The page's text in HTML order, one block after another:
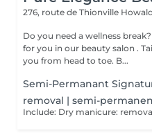
276, route de Thionville
Do you need a wellness break? Treat yourself to a moment just
for you in our beauty salon . Tailor-made treatments to pamper
you from head to toe. B...
Semi-Permanant
removal | semi-